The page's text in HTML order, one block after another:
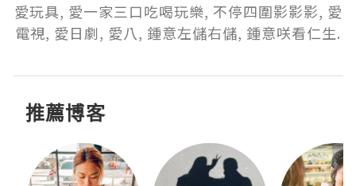
愛玩具, 愛一家三口吃喝玩樂, 不停四圍影影影, 愛
電視, 愛日劇, 愛八, 鍾意左儲右儲, 鍾意咲看仁生.
推薦博客